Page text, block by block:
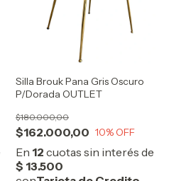
Silla Brouk Pana Gris Oscuro
P/Dorada OUTLET
$162.000,00
$180.000,00
10% OFF